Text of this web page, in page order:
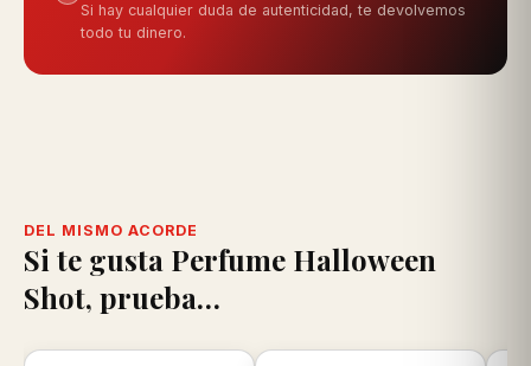
Si hay cualquier duda de autenticidad, te devolvemos
todo tu dinero.
DEL MISMO ACORDE
Si te gusta Perfume Halloween
Shot, prueba…